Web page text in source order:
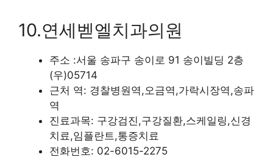
10.연세벧엘치과의원
주소 :서울 송파구 송이로 91 송이빌딩 2층
(우)05714
근처 역: 경찰병원역,오금역,가락시장역,송파
역
진료과목: 구강검진,구강질환,스케일링,신경
치료,임플란트,통증치료
전화번호: 02-6015-2275